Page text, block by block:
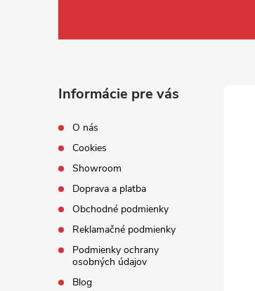
Informácie pre vás
O nás
Cookies
Showroom
Doprava a platba
Obchodné podmienky
Reklamačné podmienky
Podmienky ochrany
osobných údajov
Blog